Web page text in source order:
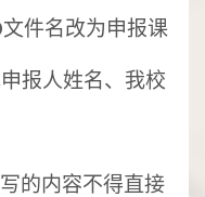
文件名改为申报课
报人姓名、我校
的内容不得直接